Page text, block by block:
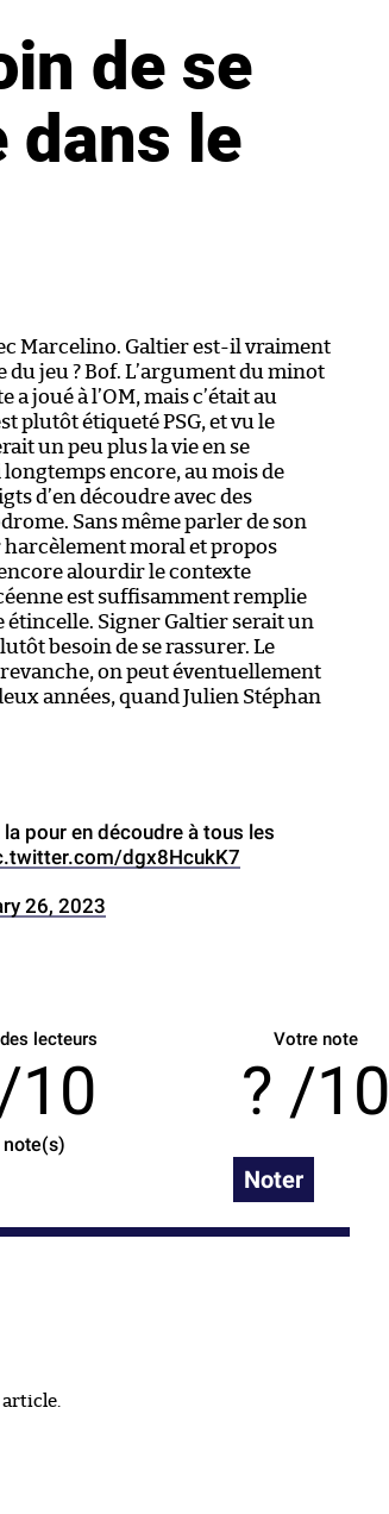
de se
dans le
Marcelino. Galtier est-il vraiment
jeu ? Bof. L’argument du minot
joué à l’OM, mais c’était au
plutôt étiqueté PSG, et vu le
un peu plus la vie en se
encore, au mois de
d’en découdre avec des
Sans même parler de son
harcèlement moral et propos
alourdir le contexte
est suffisamment remplie
Signer Galtier serait un
besoin de se rassurer. Le
on peut éventuellement
années, quand Julien Stéphan
pour en découdre à tous les
dgx8HcukK7
26, 2023
lecteurs
10
note(s)
Votre note
/10
Noter